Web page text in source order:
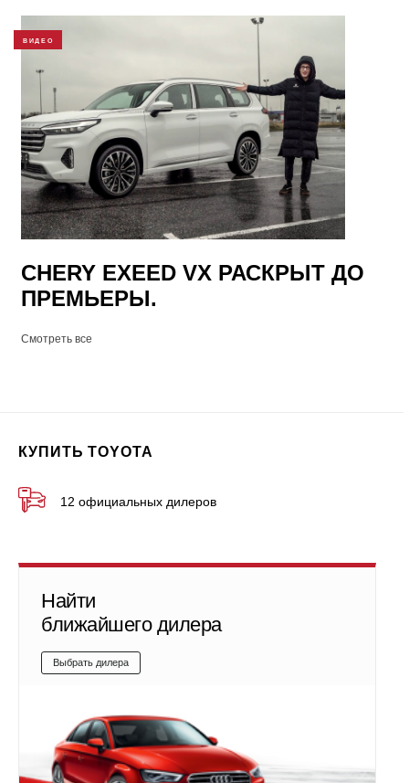
ВИДЕО
CHERY EXEED VX РАСКРЫТ ДО
ПРЕМЬЕРЫ.
Смотреть все
КУПИТЬ TOYOTA
12 официальных дилеров
Найти
ближайшего дилера
Выбрать дилера